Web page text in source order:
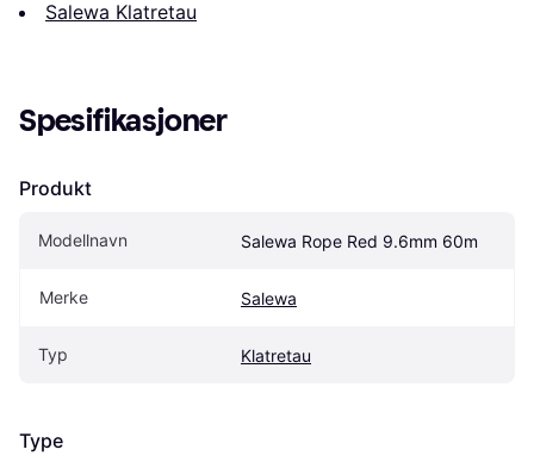
Salewa Klatretau
Spesifikasjoner
Produkt
Modellnavn Salewa Rope Red 9.6mm 60m
Merke Salewa
Typ Klatretau
Type